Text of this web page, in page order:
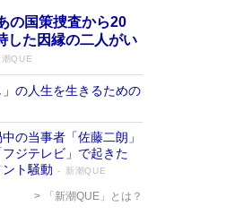
国策捜査から20
した因縁の二人がい
潮QUE
の人生を生きるための
の当事者「佐藤二朗」
ジテレビ」で起きた
ント騒動
新潮QUE
「新潮QUE」とは？